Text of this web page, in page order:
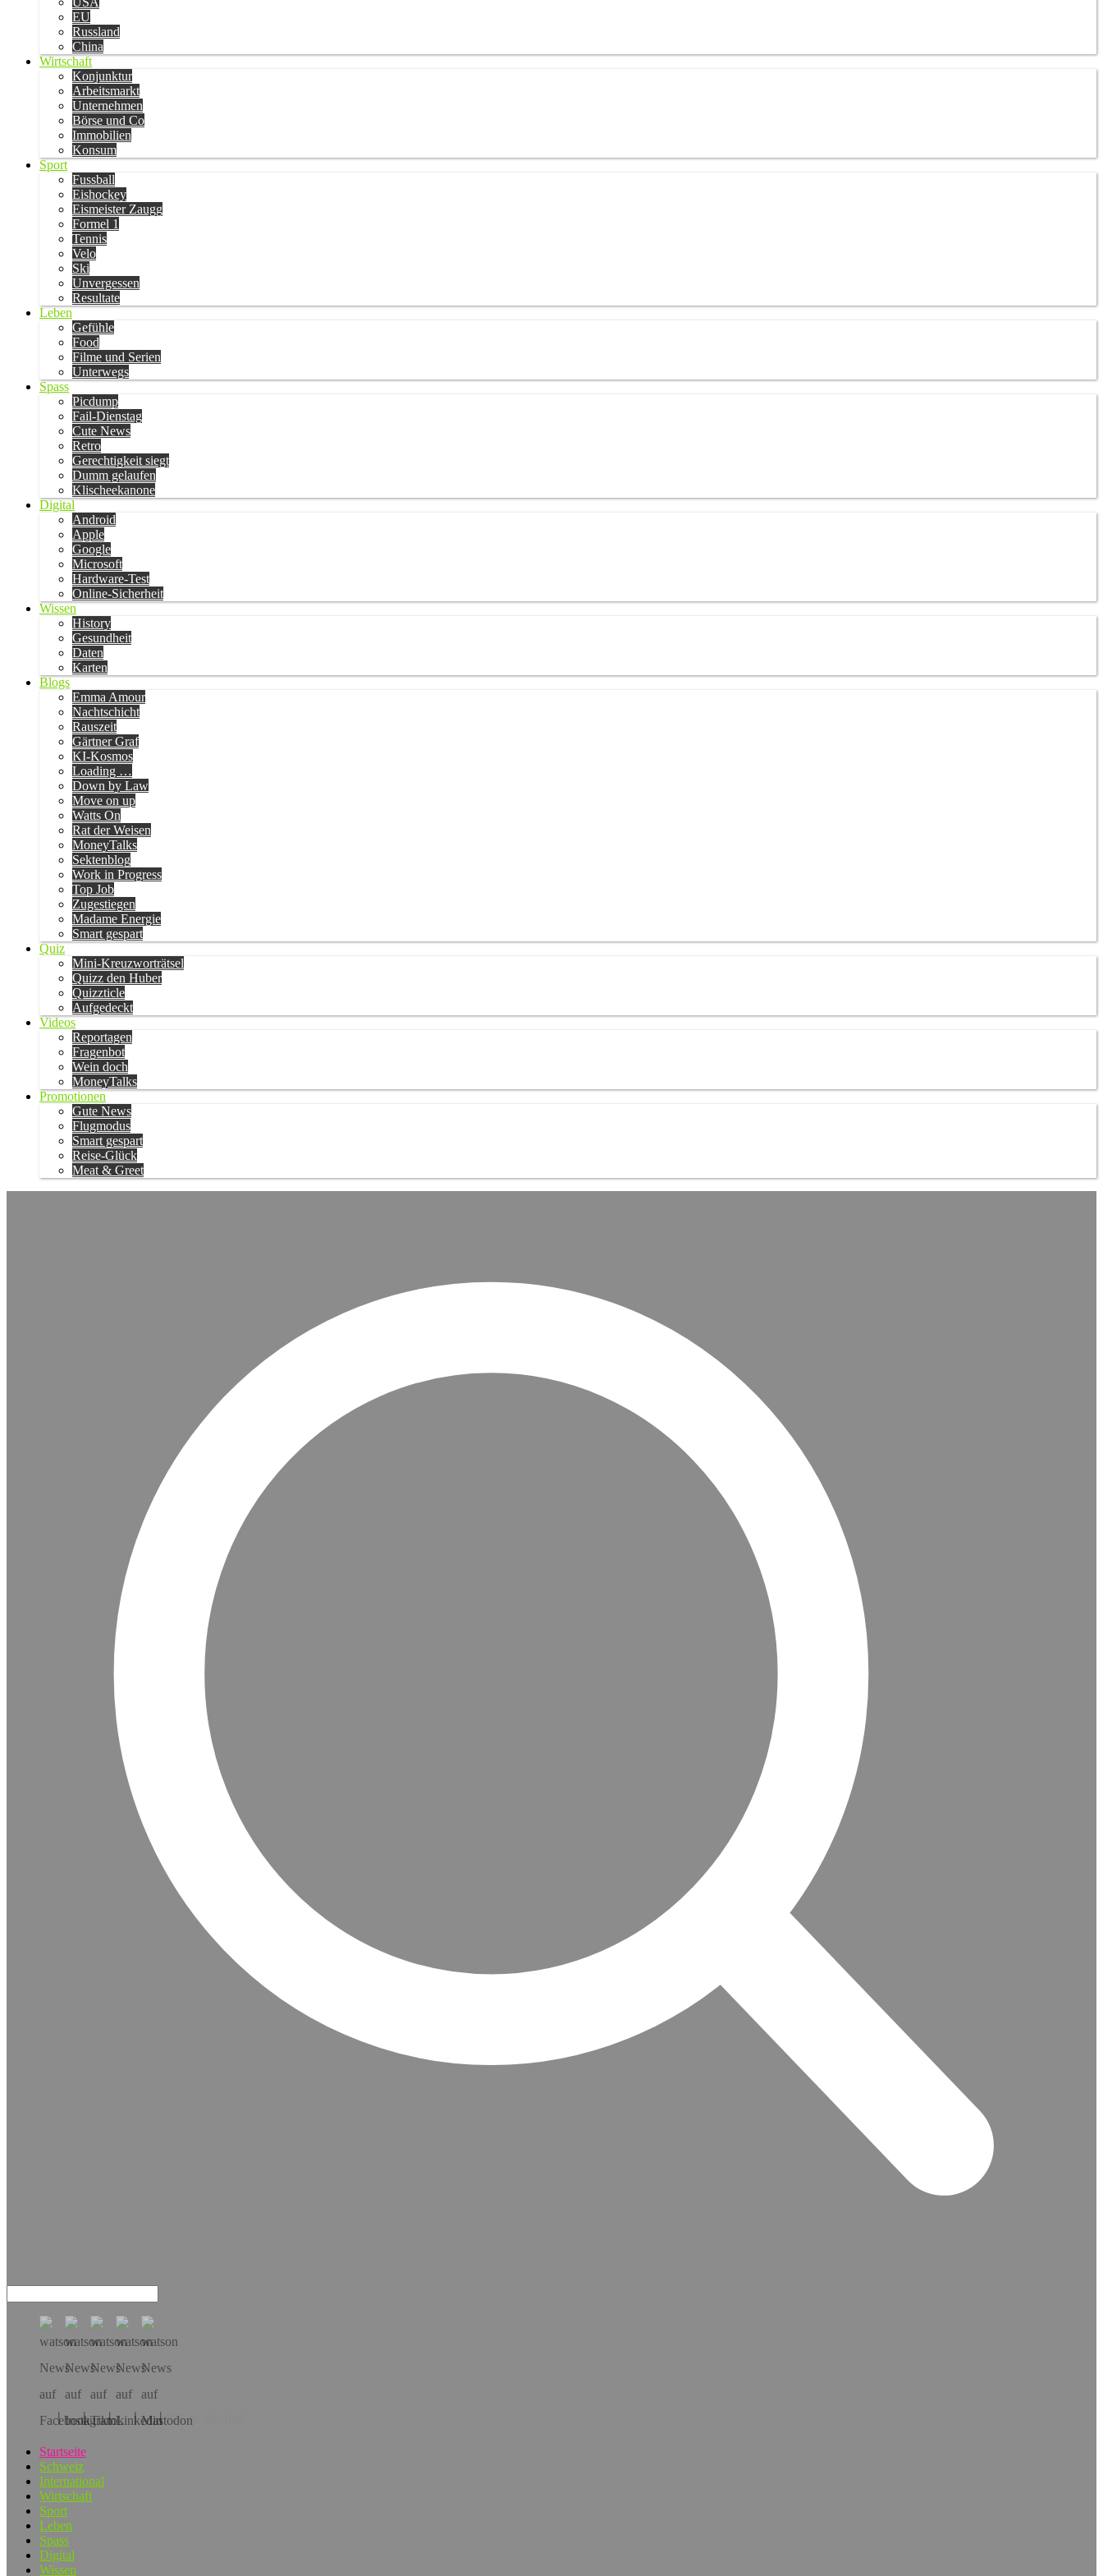
EU
Russland
China
Wirtschaft
Konjunktur
Arbeitsmarkt
Unternehmen
Börse und Co
Immobilien
Konsum
Sport
Fussball
Eishockey
Eismeister Zaugg
Formel 1
Tennis
Velo
Ski
Unvergessen
Resultate
Leben
Gefühle
Food
Filme und Serien
Unterwegs
Spass
Picdump
Fail-Dienstag
Cute News
Retro
Gerechtigkeit siegt
Dumm gelaufen
Klischeekanone
Digital
Android
Apple
Google
Microsoft
Hardware-Test
Online-Sicherheit
Wissen
History
Gesundheit
Daten
Karten
Blogs
Emma Amour
Nachtschicht
Rauszeit
Gärtner Graf
KI-Kosmos
Loading …
Down by Law
Move on up
Watts On
Rat der Weisen
MoneyTalks
Sektenblog
Work in Progress
Top Job
Zugestiegen
Madame Energie
Smart gespart
Quiz
Mini-Kreuzworträtsel
Quizz den Huber
Quizzticle
Aufgedeckt
Videos
Reportagen
Fragenbot
Wein doch
MoneyTalks
Promotionen
Gute News
Flugmodus
Smart gespart
Reise-Glück
Meat & Greet
Hol dir die App!
Startseite
Schweiz
International
Wirtschaft
Sport
Leben
Spass
Digital
Wissen